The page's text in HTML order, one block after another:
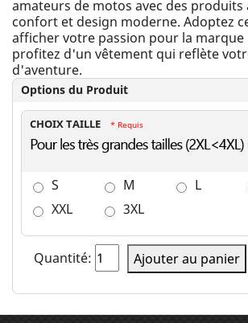
amateurs de motos avec des produits
confort et design moderne. Adoptez
afficher votre passion pour la marque
profitez d'un vêtement qui reflète
d'aventure.
Options du Produit
CHOIX TAILLE * Requis
S M L
XXL
3XL
Quantité: Ajouter au panier